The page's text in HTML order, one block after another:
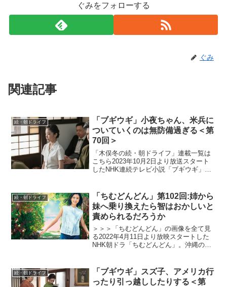
ぐみをフォローする
ぐみ
関連記事
続・朝ドライフ
「ブギウギ」小夜ちゃん、米兵に
ついていくのは無防備過ぎる＜第
70回＞
「木俣冬の続・朝ドライフ」連載一覧は
こちら2023年10月2日より放送スタート
したNHK連続テレビ小説「ブギウギ」。
をモデルにオリジナルストーリーで描く
本作。歌って踊る...
続・朝ドライフ
「ちむどんどん」第102回:姉から
妹へ乗り換えたら智はおかしいと
責められるだろうか
＞＞＞「ちむどんどん」の画像を全て見
る2022年4月11日より放映スタートした
NHK朝ドラ「ちむどんどん」。沖縄の本
夢をかける主人公と支え合う兄妹たちの
絆を描くストーリ...
続・朝ドライフ
「ブギウギ」スズ子、アメリカ行
ったり引っ越ししたりする＜第